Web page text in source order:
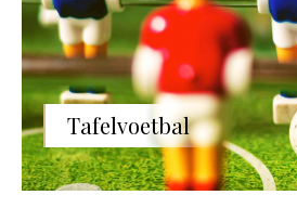
Tafelvoetbal